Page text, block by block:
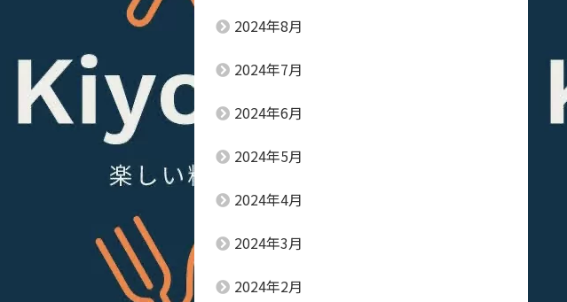
2024年8月
2024年7月
2024年6月
2024年5月
2024年4月
2024年3月
2024年2月